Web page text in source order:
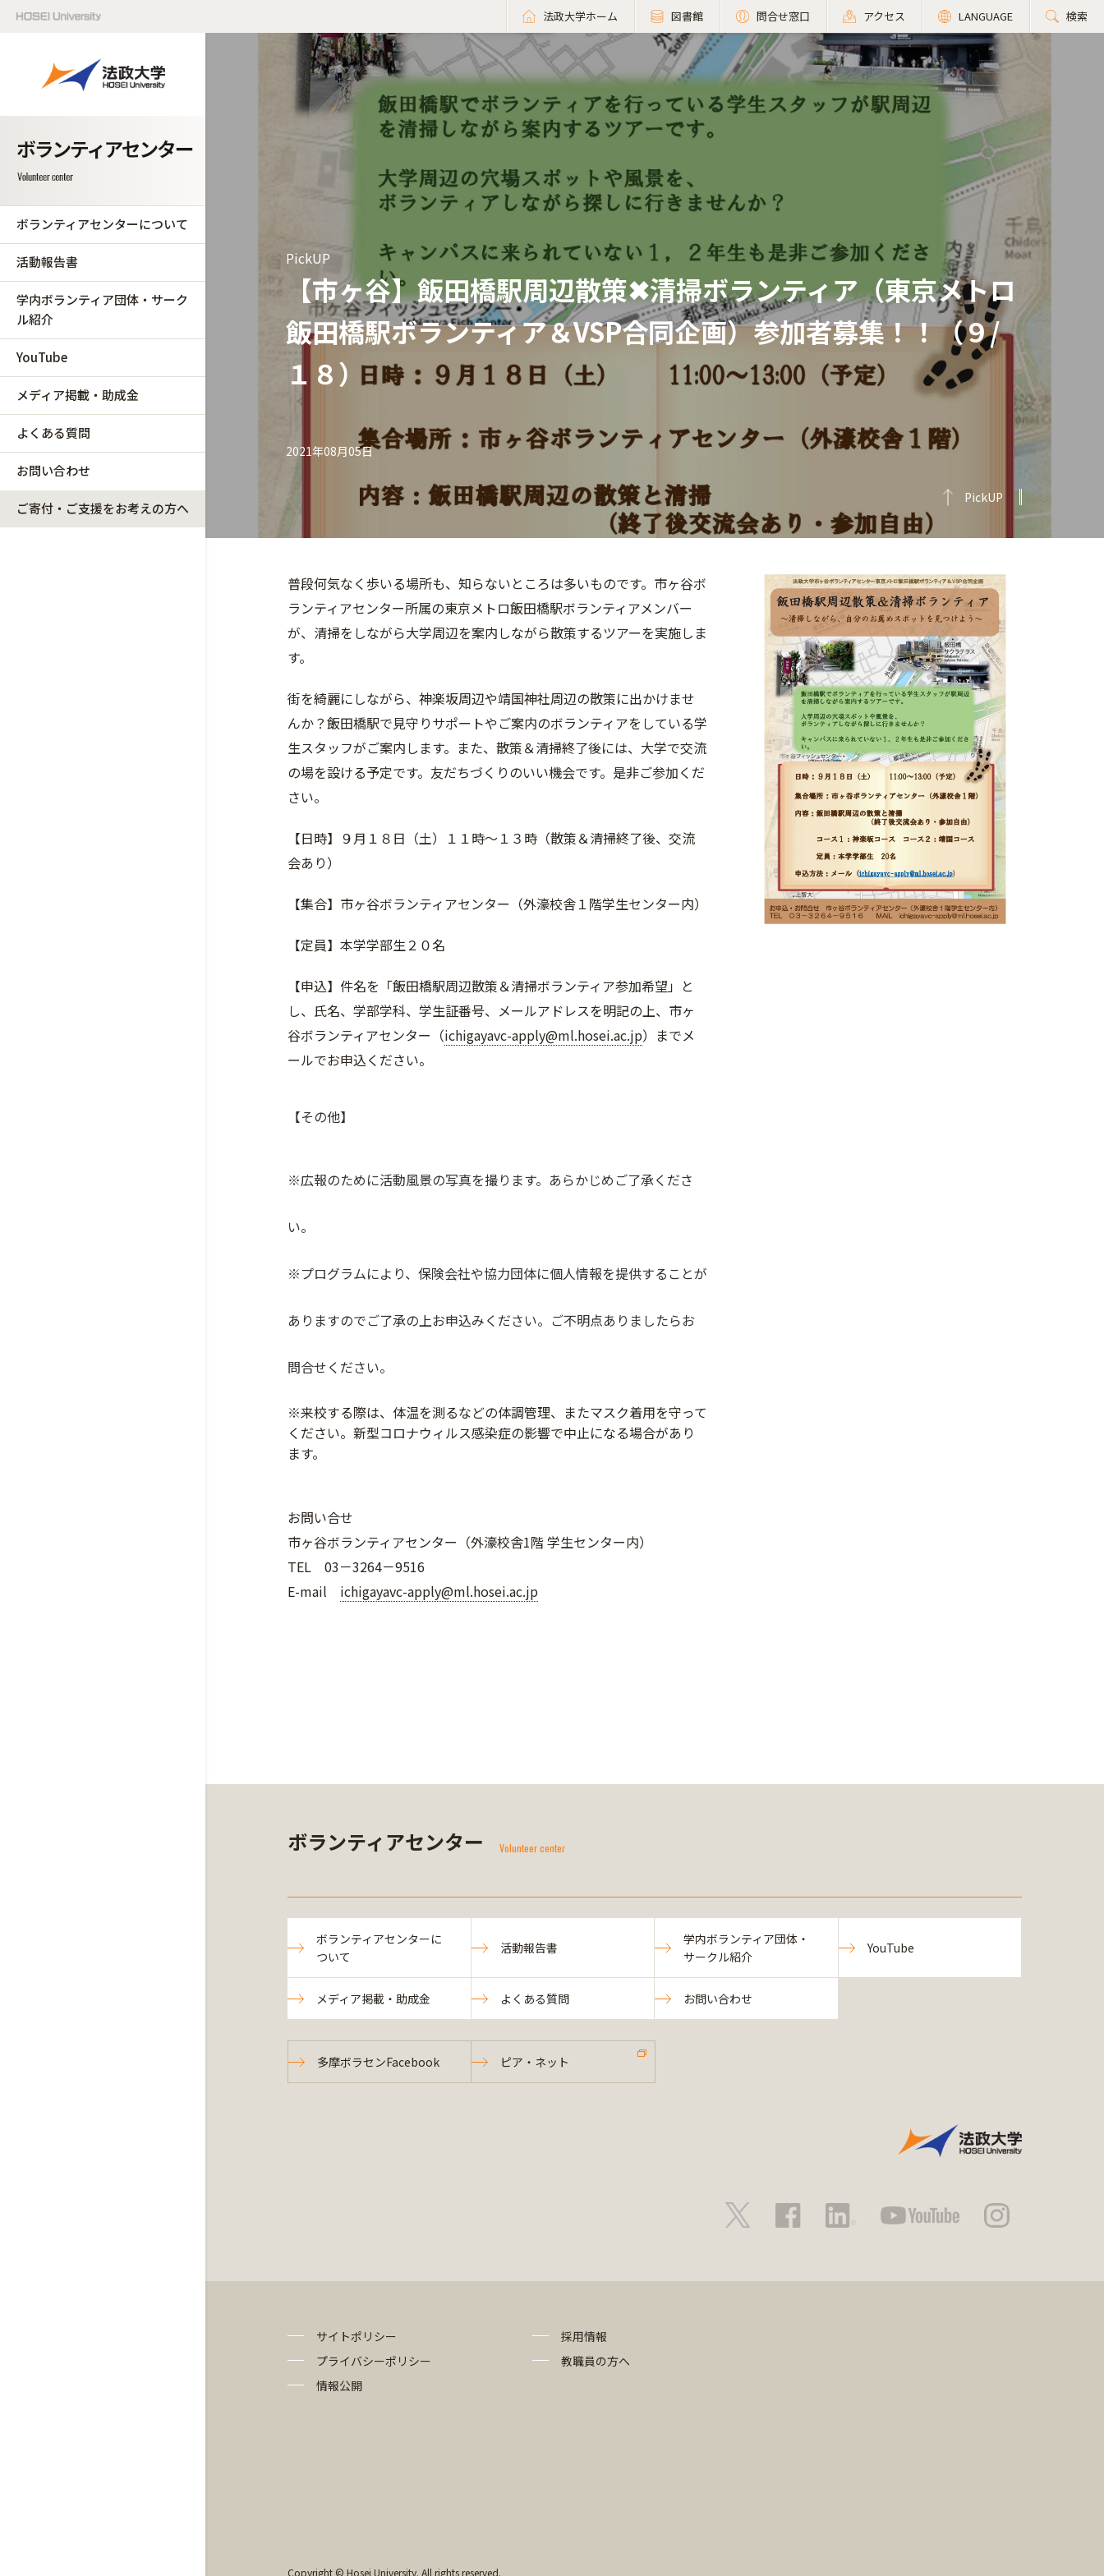
法政大学ホーム 図書館 問合せ窓口 アクセス LANGUAGE 検索
ボランティアセンターについて
活動報告書
学内ボランティア団体・サーク
ル紹介
YouTube
メディア掲載・助成金
よくある質問
お問い合わせ
ご寄付・ご支援をお考えの方へ
PickUP
【市ヶ谷】飯田橋駅周辺散策✖清掃ボランティア（東京メトロ
飯田橋駅ボランティア＆VSP合同企画）参加者募集！！（９/
１８）
2021年08月05日
PickUP
普段何気なく歩いる場所も、知らないところは多いものです。市ヶ谷ボ
ランティアセンター所属の東京メトロ飯田橋駅ボランティアメンバー
が、清掃をしながら大学周辺を案内しながら散策するツアーを実施しま
す。
街を綺麗にしながら、神楽坂周辺や靖国神社周辺の散策に出かけませ
んか？飯田橋駅で見守りサポートやご案内のボランティアをしている学
生スタッフがご案内します。また、散策＆清掃終了後には、大学で交流
の場を設ける予定です。友だちづくりのいい機会です。是非ご参加くだ
さい。
【日時】９月１８日（土）１１時～１３時（散策＆清掃終了後、交流
会あり）
【集合】市ヶ谷ボランティアセンター（外濠校舎１階学生センター内）
【定員】本学学部生２０名
【申込】件名を「飯田橋駅周辺散策＆清掃ボランティア参加希望」と
し、氏名、学部学科、学生証番号、メールアドレスを明記の上、市ヶ
谷ボランティアセンター（ichigayavc-apply@ml.hosei.ac.jp）までメ
ールでお申込ください。
【その他】
※広報のために活動風景の写真を撮ります。あらかじめご了承くださ
い。
※プログラムにより、保険会社や協力団体に個人情報を提供するこ とが
ありますのでご了承の上お申込みください。ご不明点ありましたらお
問合せください。
※来校する際は、体温を測るなどの体調管理、またマスク着用を守って
ください。新型コロナウィルス感染症の影響で中止になる場合があり
ます。
お問い合せ
市ヶ谷ボランティアセンター（外濠校舎1階 学生センター内）
TEL 03－3264－9516
E-mail ichigayavc-apply@ml.hosei.ac.jp
ボランティアセンター Volunteer center
ボランティアセンターに
ついて
活動報告書
学内ボランティア団体・
サークル紹介
YouTube
メディア掲載・助成金 よくある質問 お問い合わせ
多摩ボラセンFacebook ピア・ネット
サイトポリシー
プライバシーポリシー
情報公開
採用情報
教職員の方へ
Copyright © Hosei University. All rights reserved.